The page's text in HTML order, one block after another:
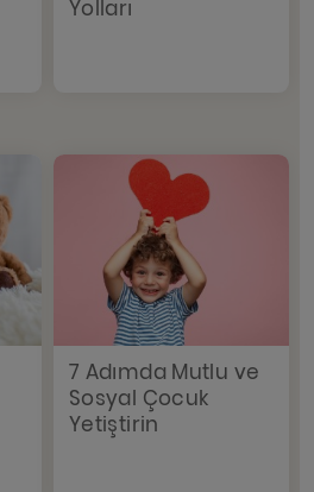
Yolları
7 Adımda Mutlu ve
Sosyal Çocuk
Yetiştirin